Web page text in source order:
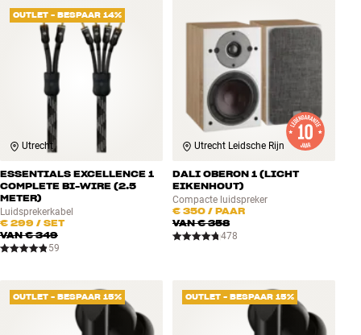
OUTLET - BESPAAR 14%
Utrecht
ESSENTIALS EXCELLENCE 1
COMPLETE BI-WIRE (2.5
METER)
Luidsprekerkabel
€ 299 / SET
VAN€ 349
59
Utrecht Leidsche Rijn
DALI OBERON 1 (LICHT
EIKENHOUT)
Compacte luidspreker
€ 350 / PAAR
VAN€ 358
478
OUTLET - BESPAAR 15% OUTLET - BESPAAR 15%